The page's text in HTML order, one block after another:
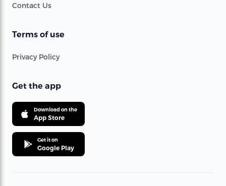
Contact Us
Terms of use
Privacy Policy
Get the app
Download on the
App Store
Get it on
Google Play